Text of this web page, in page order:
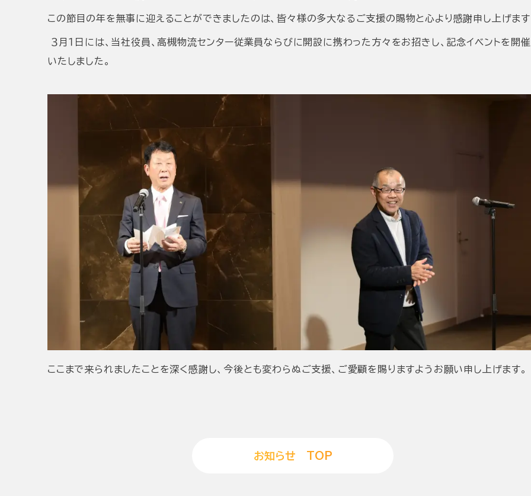
この節目の年を無事に迎えることができましたのは、皆々様の多大なるご支援の賜物と心より感謝申し上げます
３月１日には、当社役員、高槻物流センター従業員ならびに開設に携わった方々をお招きし、記念イベントを開催
いたしました。
ここまで来られましたことを深く感謝し、今後とも変わらぬご支援、ご愛顧を賜りますようお願い申し上げます。
お知らせ TO P